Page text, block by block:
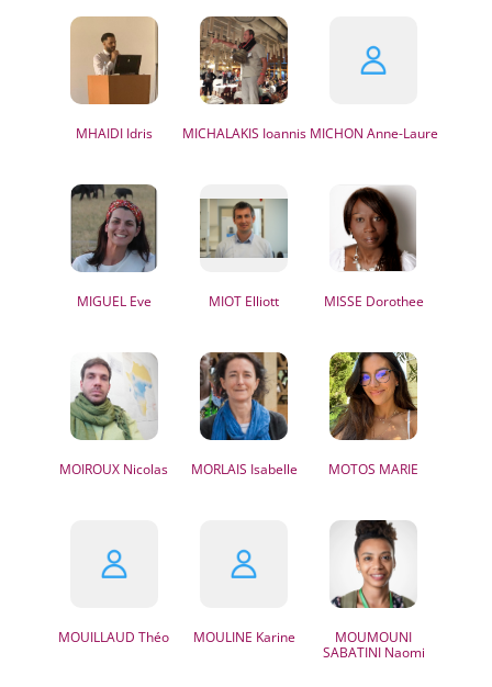
MHAIDIIdris MICHALAKIS Ioannis MICHON Anne-Laure
MIGUELEve MIOT Elliott MISSE Dorothee
MOIROUX Nicolas MORLAIS Isabelle MOTOS MARIE
MOUILLAUD Théo MOULINE Karine
MOUMOUNI
SABATININaomi